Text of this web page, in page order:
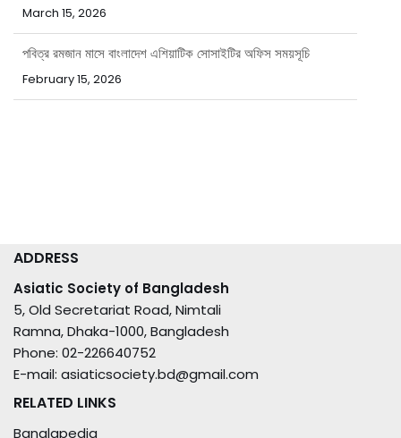
পবিত্র রমজান মাসে বাংলাদেশ এশিয়াটিক সোসাইটির অফিস সময়সূচি
February 15, 2026
ADDRESS
Asiatic Society of Bangladesh
5, Old Secretariat Road, Nimtali
Ramna, Dhaka-1000, Bangladesh
Phone: 02-226640752
E-mail: asiaticsociety.bd@gmail.com
RELATED LINKS
Banglapedia